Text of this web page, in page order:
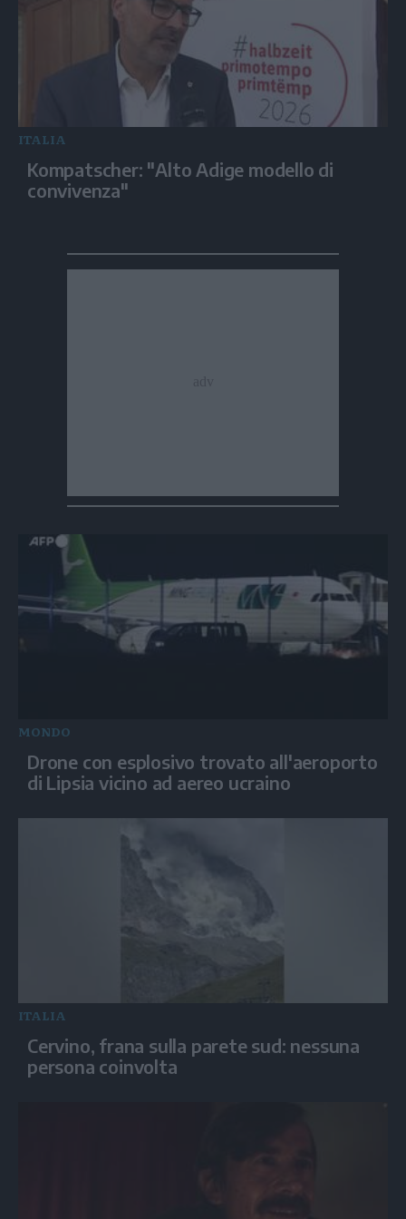
ITALIA
Kompatscher: "Alto Adige modello di
convivenza"
MONDO
Drone con esplosivo trovato all'aeroporto
di Lipsia vicino ad aereo ucraino
ITALIA
Cervino, frana sulla parete sud: nessuna
persona coinvolta